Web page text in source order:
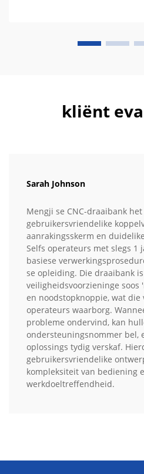
kliënt
Sarah Johnson
Mengji se CNC-draaibank het
gebruikersvriendelike
aanrakingsskerm en
Selfs operateurs met slegs 1
basiese
se opleiding. Die draaibank
veiligheidsvoorzieninge soos
en noodstopknoppie, wat die
operateurs waarborg.
probleme ondervind, kan
ondersteuningsnommer bel,
oplossings tydig verskaf.
gebruikersvriendelike
kompleksiteit van bediening
werkdoeltreffendheid.